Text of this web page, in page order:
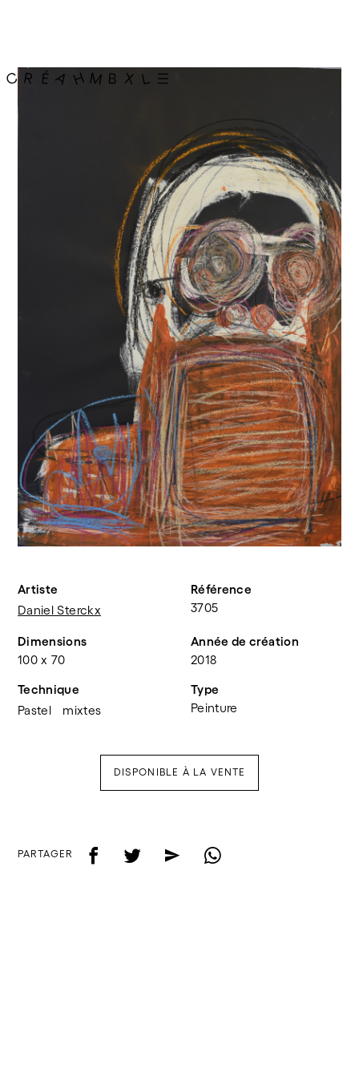
Artiste
Daniel Sterckx
Référence
3705
Dimensions
100 x 70
Année de création
2018
Technique
Pastel
mixtes
Type
Peinture
DISPONIBLE À LA VENTE
PARTAGER f t e w